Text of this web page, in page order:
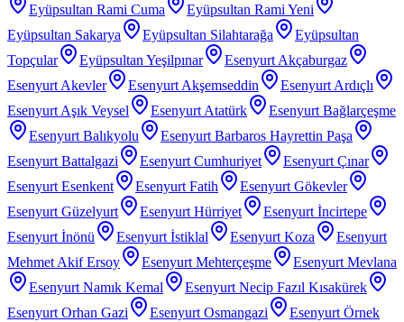
Eyüpsultan Rami Cuma
Eyüpsultan Rami Yeni
Eyüpsultan Sakarya
Eyüpsultan Silahtarağa
Eyüpsultan
Topçular
Eyüpsultan Yeşilpınar
Esenyurt Akçaburgaz
Esenyurt Akevler
Esenyurt Akşemseddin
Esenyurt Ardıçlı
Esenyurt Aşık Veysel
Esenyurt Atatürk
Esenyurt Bağlarçeşme
Esenyurt Balıkyolu
Esenyurt Barbaros Hayrettin Paşa
Esenyurt Battalgazi
Esenyurt Cumhuriyet
Esenyurt Çınar
Esenyurt Esenkent
Esenyurt Fatih
Esenyurt Gökevler
Esenyurt Güzelyurt
Esenyurt Hürriyet
Esenyurt İncirtepe
Esenyurt İnönü
Esenyurt İstiklal Esenyurt Koza
Esenyurt
Mehmet Akif Ersoy
Esenyurt Mehterçeşme
Esenyurt Mevlana
Esenyurt Namık Kemal
Esenyurt Necip Fazıl Kısakürek
Esenyurt Orhan Gazi
Esenyurt Osmangazi
Esenyurt Örnek